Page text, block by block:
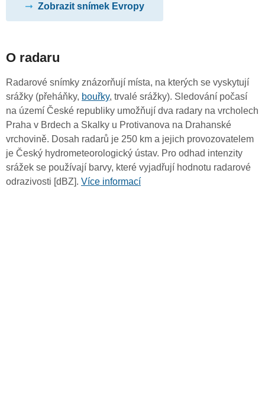
Zobrazit snímek Evropy
O radaru
Radarové snímky znázorňují místa, na kterých se vyskytují
srážky (přeháňky, bouřky, trvalé srážky). Sledování počasí
na území České republiky umožňují dva radary na vrcholech
Praha v Brdech a Skalky u Protivanova na Drahanské
vrchovině. Dosah radarů je 250 km a jejich provozovatelem
je Český hydrometeorologický ústav. Pro odhad intenzity
srážek se používají barvy, které vyjadřují hodnotu radarové
odrazivosti [dBZ]. Více informací